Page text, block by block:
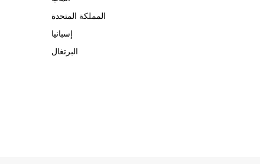
المملكة المتحدة
إسبانيا
البرتغال